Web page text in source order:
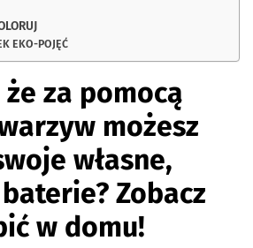
EKO-POJĘĆ
że za pomocą
możesz
własne,
Zobacz
w domu!